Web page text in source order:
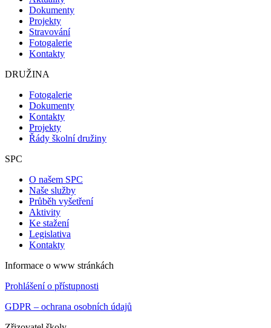
Dokumenty
Projekty
Stravování
Fotogalerie
Kontakty
DRUŽINA
Fotogalerie
Dokumenty
Kontakty
Projekty
Řády školní družiny
SPC
O našem SPC
Naše služby
Průběh vyšetření
Aktivity
Ke stažení
Legislativa
Kontakty
Informace o www stránkách
Prohlášení o přístupnosti
GDPR – ochrana osobních údajů